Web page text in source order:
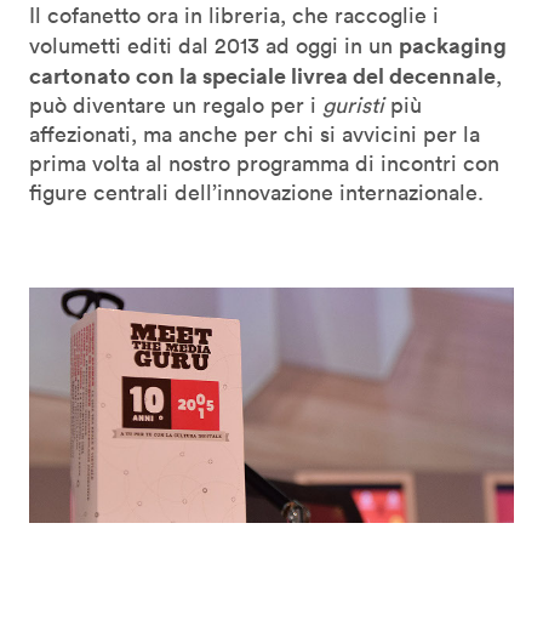
Il cofanetto ora in libreria, che raccoglie i
volumetti editi dal 2013 ad oggi in un packaging
cartonato con la speciale livrea del decennale,
può diventare un regalo per i guristipiù
affezionati, ma anche per chi si avvicini per la
prima volta al nostro programma di incontri con
figure centrali dell’innovazione internazionale.